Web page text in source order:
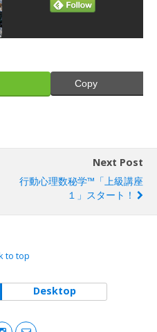
Copy
Next Post
行動心理数秘学™「上級講座
１」スタート！
to top
Desktop